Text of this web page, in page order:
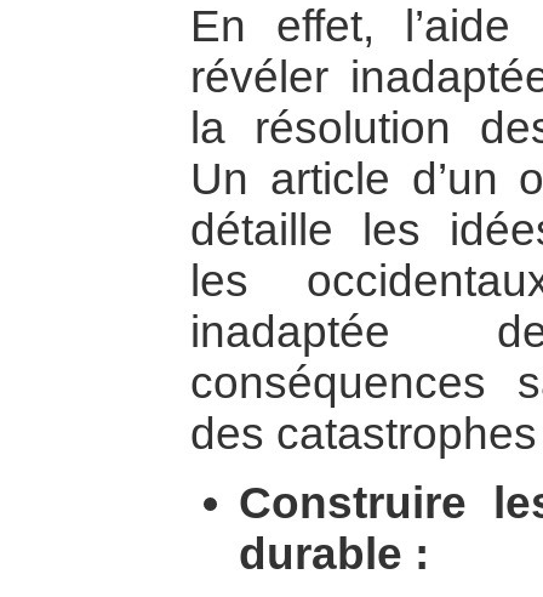
En effet, l’aide
révéler
la résolution
Un article d’un
détaille les
les
inadaptée
conséquences
des
Construire
durable :